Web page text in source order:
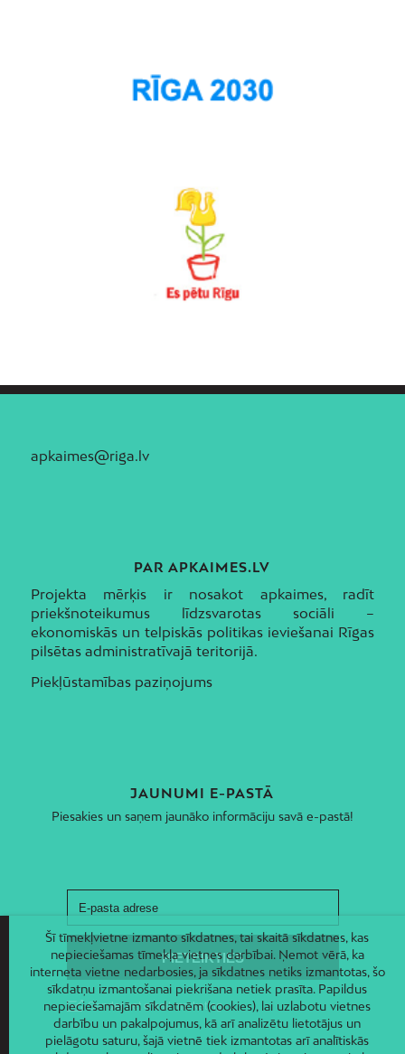
apkaimes@riga.lv
PAR APKAIMES.LV
Projekta mērķis ir nosakot apkaimes, radīt
priekšnoteikumus līdzsvarotas sociāli –
ekonomiskās un telpiskās politikas ieviešanai Rīgas
pilsētas administratīvajā teritorijā.
Piekļūstamības paziņojums
JAUNUMI E-PASTĀ
Piesakies un saņem jaunāko informāciju savā e-pastā!
Šī tīmekļvietne izmanto sīkdatnes, tai skaitā sīkdatnes, kas
nepieciešamas tīmekļa vietnes darbībai. Ņemot vērā, ka
interneta vietne nedarbosies, ja sīkdatnes netiks izmantotas, šo
sīkdatņu izmantošanai piekrišana netiek prasīta. Papildus
nepieciešamajām sīkdatnēm (cookies), lai uzlabotu vietnes
darbību un pakalpojumus, kā arī analizētu lietotājus un
pielāgotu saturu, šajā vietnē tiek izmantotas arī analītiskās